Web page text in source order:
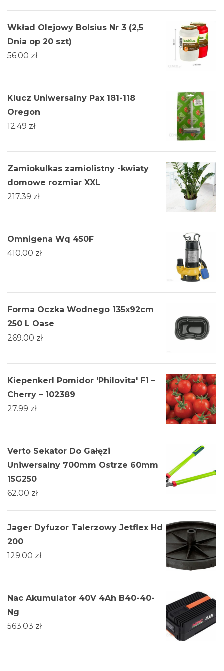
Wkład Olejowy Bolsius Nr 3 (2,5
Dnia op 20 szt)
56.00 zł
Klucz Uniwersalny Pax 181-118
Oregon
12.49 zł
Zamiokulkas zamiolistny -kwiaty
domowe rozmiar XXL
217.39 zł
Omnigena Wq 450F
410.00 zł
Forma Oczka Wodnego 135x92cm
250 L Oase
269.00 zł
Kiepenkerl Pomidor 'Philovita' F1 –
Cherry – 102389
27.99 zł
Verto Sekator Do Gałęzi
Uniwersalny 700mm Ostrze 60mm
15G250
62.00 zł
Jager Dyfuzor Talerzowy Jetflex Hd
200
129.00 zł
Nac Akumulator 40V 4Ah B40-40-
Ng
563.03 zł